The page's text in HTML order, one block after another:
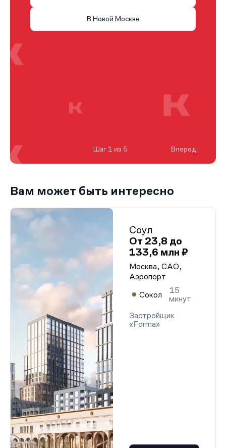
В Новой Москве
Шаг 1 из 5 Вперед
Вам может быть интересно
Соул
От 23,8 до
133,6 млн ₽
Москва, САО,
Аэропорт
Сокол
15
минут
Застройщик
«Forma»